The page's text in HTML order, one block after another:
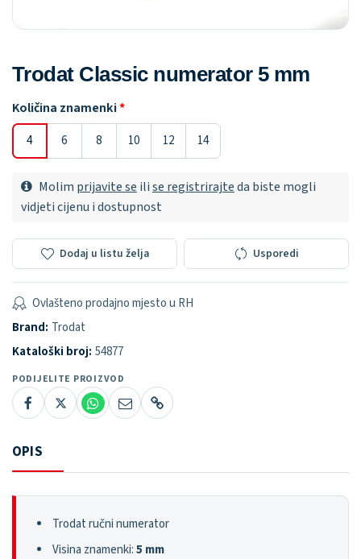
Trodat Classic numerator 5 mm
Količina znamenki
4 6 8 10 12 14
Molim prijavite se ilise registrirajteda biste mogli
vidjeti cijenu i dostupnost
Dodaj u listu želja Usporedi
Ovlašteno prodajno mjesto u RH
Brand: Trodat
Kataloški broj: 54877
PODIJELITE PROIZVOD
OPIS
Trodat ručni numerator
Visina znamenki:5 mm